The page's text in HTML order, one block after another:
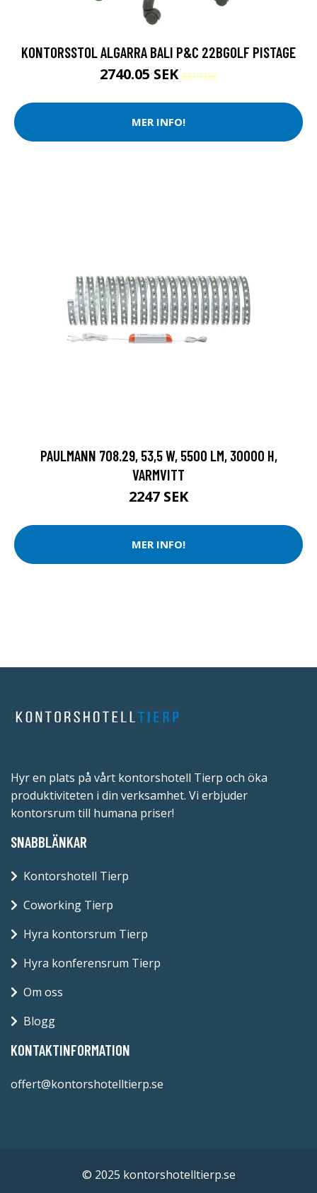
KONTORSSTOL ALGARRA BALI P&C 22BGOLF PISTAGE
2740.05 SEK 2879 SEK
MER INFO!
PAULMANN 708.29, 53,5 W, 5500 LM, 30000 H,
VARMVITT
2247 SEK
MER INFO!
Hyr en plats på vårt kontorshotell Tierp och öka
produktiviteten i din verksamhet. Vi erbjuder
kontorsrum till humana priser!
SNABBLÄNKAR
Kontorshotell Tierp
Coworking Tierp
Hyra kontorsrum Tierp
Hyra konferensrum Tierp
Om oss
Blogg
KONTAKTINFORMATION
offert@kontorshotelltierp.se
© 2025 kontorshotelltierp.se